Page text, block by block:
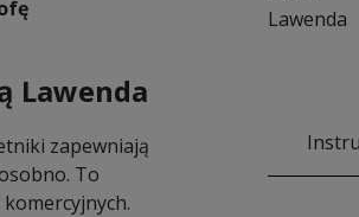
Lawenda
zapewniają
To
Lawenda